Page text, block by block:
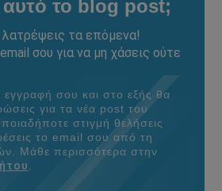
το blog post;
τα επόμενα!
σου για να μη χάσεις ούτε
σου και στο εξής θα
για τα νέα post του
στιγμή θελήσεις
το email σου από τη
Μάθε περισσότερα στην
.